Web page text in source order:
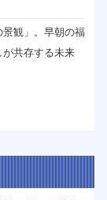
観」。早朝の福
共存する未来